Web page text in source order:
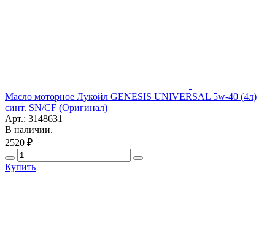
Масло моторное Лукойл GENESIS UNIVERSAL 5w-40 (4л)
синт. SN/CF (Оригинал)
Арт.: 3148631
В наличии.
2520 ₽
Купить